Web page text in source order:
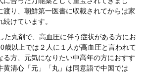
渡り、朝鮮第一医書に収載されてからは家
けています。
た丸剤で、高血圧に伴う症状がある方にお
歳以上では２人に１人が高血圧と言われて
る方、元気になりたい中高年の方におすす
黄清心「元」「丸」は同意語で中国では